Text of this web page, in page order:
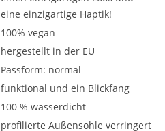
eine einzigartige Haptik!
100% vegan
hergestellt in der EU
Passform: normal
funktional und ein Blickfang
100 % wasserdicht
profilierte Außensohle verringert